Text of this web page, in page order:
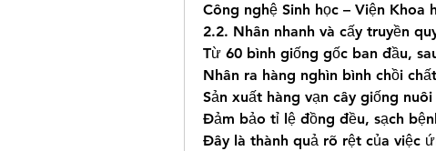
Công nghệ Sinh học – Viện Khoa
2.2. Nhân nhanh và cấy truyền
Từ 60 bình giống gốc ban đầu,
Nhân ra hàng nghìn bình chồi
Sản xuất hàng vạn cây giống nuôi
Đảm bảo tỉ lệ đồng đều, sạch
Đây là thành quả rõ rệt của việc